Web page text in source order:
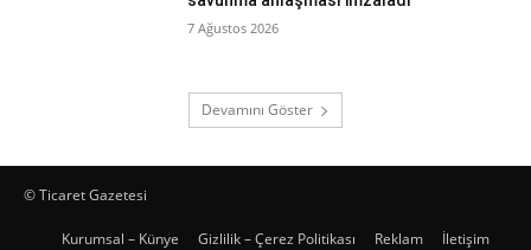
7 Ağustos 2026
Devamını Göster
© Ticaret Gazetesi
Kurumsal – Künye Gizlilik – Çerez Politikası Reklam İletişim